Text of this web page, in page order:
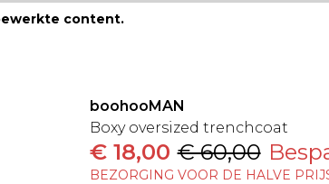
content.
boohooMAN
Boxy oversized trenchcoat
€ 18,00 € 60,00
BEZORGING VOOR DE HALVE